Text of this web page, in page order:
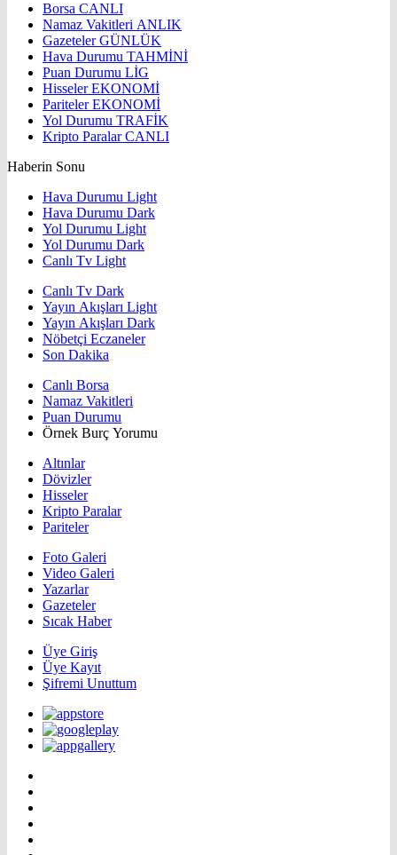
Borsa CANLI
Namaz Vakitleri ANLIK
GazetelerGÜNLÜK
Hava Durumu TAHMİNİ
Puan Durumu LİG
HisselerEKONOMİ
ParitelerEKONOMİ
Yol Durumu TRAFİK
Kripto ParalarCANLI
Haberin Sonu
Hava Durumu Light
Hava Durumu Dark
Yol Durumu Light
Yol Durumu Dark
Canlı Tv Light
Canlı Tv Dark
Yayın Akışları Light
Yayın Akışları Dark
Nöbetçi Eczaneler
Son Dakika
Canlı Borsa
Namaz Vakitleri
Puan Durumu
Örnek Burç Yorumu
Altınlar
Dövizler
Hisseler
Kripto Paralar
Pariteler
Foto Galeri
Video Galeri
Yazarlar
Gazeteler
Sıcak Haber
Üye Giriş
Üye Kayıt
Şifremi Unuttum